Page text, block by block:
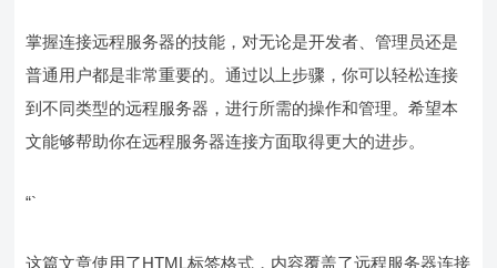
掌握连接远程服务器的技能，对无论是开发者、管理员还是
普通用户都是非常重要的。通过以上步骤，你可以轻松连接
到不同类型的远程服务器，进行所需的操作和管理。希望本
文能够帮助你在远程服务器连接方面取得更大的进步。
“`
这篇文章使用了HTML标签格式，内容覆盖了远程服务器连接